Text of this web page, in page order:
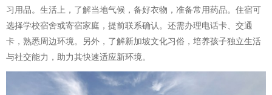
习用品。生活上，了解当地气候，备好衣物，准备常用药品。住宿可
选择学校宿舍或寄宿家庭，提前联系确认。还需办理电话卡、交通
卡，熟悉周边环境。另外，了解新加坡文化习俗，培养孩子独立生活
与社交能力，助力其快速适应新环境。